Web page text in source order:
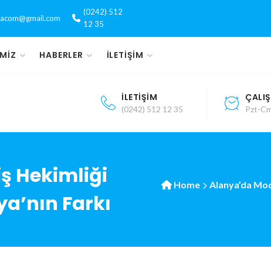
(0242) 512
12 35
HABERLER İLETIŞIM
İLETIŞIM
(0242) 512 12 35 Pzt-
Hekimliği
Farkı
Home
Alanya’da